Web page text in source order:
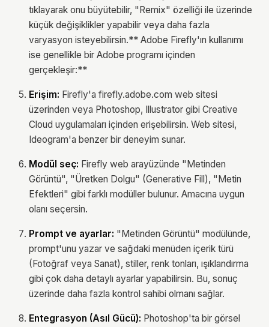
tıklayarak onu büyütebilir, "Remix" özelliği ile üzerinde
küçük değişiklikler yapabilir veya daha fazla
varyasyon isteyebilirsin.** Adobe Firefly'ın kullanımı
ise genellikle bir Adobe programı içinden
gerçekleşir:**
Erişim: Firefly'a firefly.adobe.com web sitesi
üzerinden veya Photoshop, Illustrator gibi Creative
Cloud uygulamaları içinden erişebilirsin. Web sitesi,
Ideogram'a benzer bir deneyim sunar.
Modül seç: Firefly web arayüzünde "Metinden
Görüntü", "Üretken Dolgu" (Generative Fill), "Metin
Efektleri" gibi farklı modüller bulunur. Amacına uygun
olanı seçersin.
Prompt ve ayarlar: "Metinden Görüntü" modülünde,
prompt'unu yazar ve sağdaki menüden içerik türü
(Fotoğraf veya Sanat), stiller, renk tonları, ışıklandırma
gibi çok daha detaylı ayarlar yapabilirsin. Bu, sonuç
üzerinde daha fazla kontrol sahibi olmanı sağlar.
Entegrasyon (Asıl Gücü): Photoshop'ta bir görsel